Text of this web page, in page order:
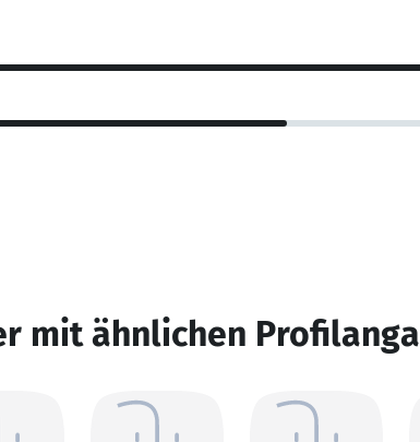
mit ähnlichen